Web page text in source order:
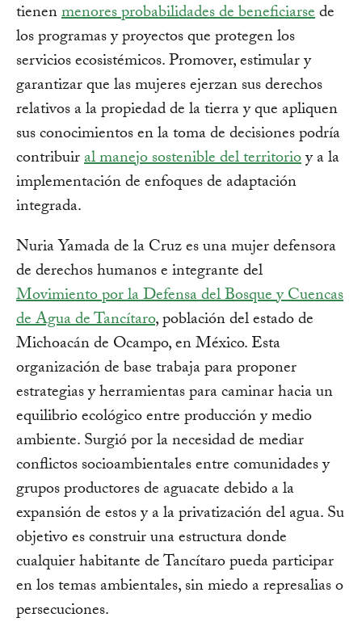
tienenmenores probabilidades de beneficiarsede
los programas y proyectos que protegen los
servicios ecosistémicos. Promover, estimular y
garantizar que las mujeres ejerzan sus derechos
relativos a la propiedad de la tierra y que apliquen
sus conocimientos en la toma de decisiones podría
contribuiral manejo sostenible del territorioy a la
implementación de enfoques de adaptación
integrada.
Nuria Yamada de la Cruz es una mujer defensora
de derechos humanos e integrante del
Movimiento por la Defensa del Bosque y Cuencas
de Agua de Tancítaro, población del estado de
Michoacán de Ocampo, en México. Esta
organización de base trabaja para proponer
estrategias y herramientas para caminar hacia un
equilibrio ecológico entre producción y medio
ambiente. Surgió por la necesidad de mediar
conflictos socioambientales entre comunidades y
grupos productores de aguacate debido a la
expansión de estos y a la privatización del agua. Su
objetivo es construir una estructura donde
cualquier habitante de Tancítaro pueda participar
en los temas ambientales, sin miedo a represalias o
persecuciones.